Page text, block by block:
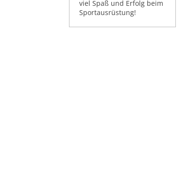
viel Spaß und Erfolg beim
Sportausrüstung!